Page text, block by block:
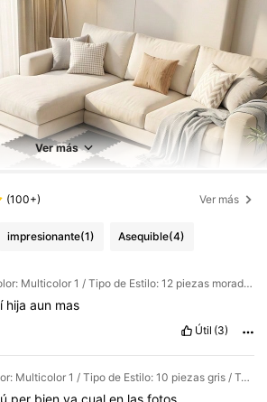
Ver más
(100+) Ver más
impresionante(1) Asequible(4)
Color: Multicolor 1 / Tipo de Estilo: 12 piezas moradas + 12 piezas rosa claro + 12 piezas blancas / Talla: 36 piezas 30*30*1
í hija aun mas
Útil (3)
Color: Multicolor 1 / Tipo de Estilo: 10 piezas gris / Talla: 10 Uds. 30*30*1
ú per bienyacualen lasfotos